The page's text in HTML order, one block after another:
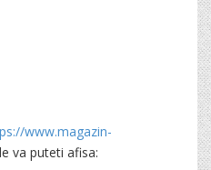
www.magazin-
va puteti afisa: